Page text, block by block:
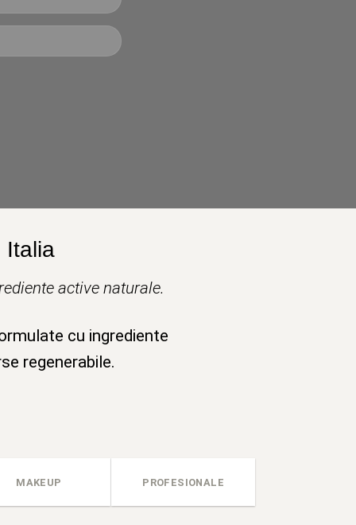
Italia
active naturale.
cu ingrediente
regenerabile.
MAKEUP PROFESIONALE